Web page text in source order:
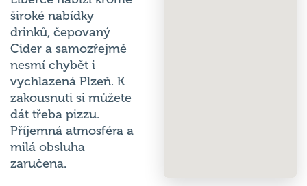
široké nabídky
drinků, čepovaný
Cider a samozřejmě
nesmí chybět i
vychlazená Plzeň. K
zakousnuti si můžete
dát třeba pizzu.
Příjemná atmosféra a
milá obsluha
zaručena.